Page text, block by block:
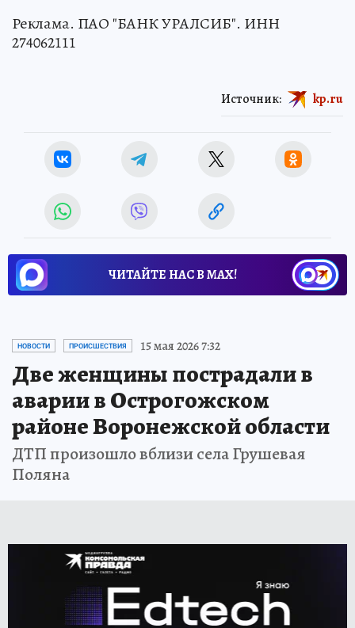
Реклама. ПАО "БАНК УРАЛСИБ". ИНН
274062111
Источник: kp.ru
ЧИТАЙТЕ НАС В МАХ!
НОВОСТИ ПРОИСШЕСТВИЯ 15 мая 2026 7:32
Две женщины пострадали в
аварии в Острогожском
районе Воронежской области
ДТП произошло вблизи села Грушевая
Поляна